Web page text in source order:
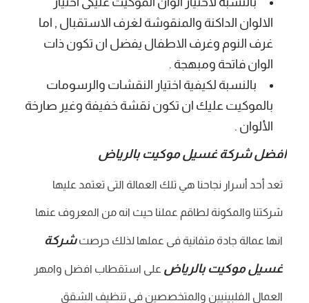
الالوان الداكنة والمنقوشة لغرف الاستقبال , اما
غرف النوم وغرف الاطفال يفضل ان تكون ذات
الوان فاتحة ومبهجة .
بالنسبة لكيفية اختيار النقشات والرسومات
بالموكيت عليك ان تكون نقشة خفيفة وغير صارخة
الألوان .
افضل شركة غسيل موكيت بالرياض
تعد أحد أسرار نجاحنا هي تلك العمالة التى تعتمد عليها
شركتنا والمكونة لطاقم عملنا حيث انه من المعروف عنها
انها عمالة جادة متفانية فى عملها لذلك حرصتشركة
غسيل موكيت بالرياض على استقطاب افضل وامهر
العمال الفلبينيين والمتخصصين فى تنظيف الشقق